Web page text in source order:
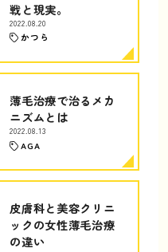
戦と現実。
2022.08.20
かつら
薄毛治療で治るメカ
ニズムとは
2022.08.13
AGA
皮膚科と美容クリニ
ックの女性薄毛治療
の違い